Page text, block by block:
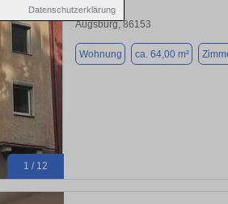
Datenschutzerklärung
1 / 12
Augsburg, 86153
Wohnung ca. 64,00 m²